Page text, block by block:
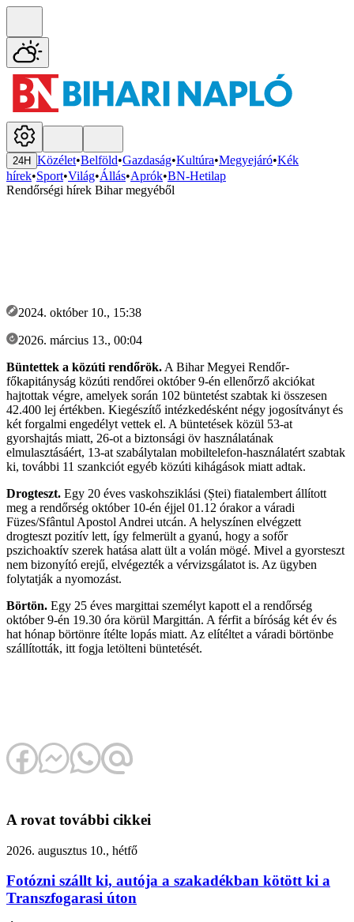
24H Közélet•Belföld•Gazdaság•Kultúra•Megyejáró•Kék
hírek•Sport•Világ•Állás•Aprók•BN-Hetilap
Rendőrségi hírek Bihar megyéből
2024. október 10., 15:38
2026. március 13., 00:04
Büntettek a közúti rendőrök. A Bihar Megyei Rendőr-
főkapitányság közúti rendőrei október 9-én ellenőrző akciókat
hajtottak végre, amelyek során 102 büntetést szabtak ki összesen
42.400 lej értékben. Kiegészítő intézkedésként négy jogosítványt és
két forgalmi engedélyt vettek el. A büntetések közül 53-at
gyorshajtás miatt, 26-ot a biztonsági öv használatának
elmulasztásáért, 13-at szabálytalan mobiltelefon-használatért szabtak
ki, további 11 szankciót egyéb közúti kihágások miatt adtak.
Drogteszt. Egy 20 éves vaskohsziklási (Ștei) fiatalembert állított
meg a rendőrség október 10-én éjjel 01.12 órakor a váradi
Füzes/Sfântul Apostol Andrei utcán. A helyszínen elvégzett
drogteszt pozitív lett, így felmerült a gyanú, hogy a sofőr
pszichoaktív szerek hatása alatt ült a volán mögé. Mivel a gyorsteszt
nem bizonyító erejű, elvégezték a vérvizsgálatot is. Az ügyben
folytatják a nyomozást.
Börtön. Egy 25 éves margittai személyt kapott el a rendőrség
október 9-én 19.30 óra körül Margittán. A férfit a bíróság két év és
hat hónap börtönre ítélte lopás miatt. Az elítéltet a váradi börtönbe
szállították, itt fogja letölteni büntetését.
A rovat további cikkei
2026. augusztus 10., hétfő
Fotózni szállt ki, autója a szakadékban kötött ki a
Transzfogarasi úton